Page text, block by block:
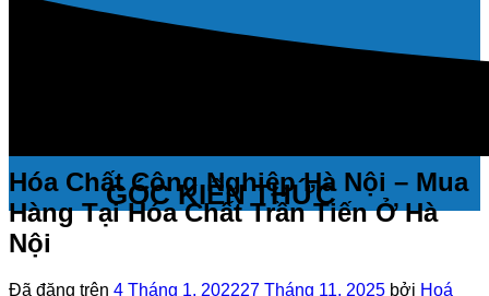
GÓC KIẾN THỨC
Hóa Chất Công Nghiệp Hà Nội – Mua
Hàng Tại Hóa Chất Trần Tiến Ở Hà
Nội
Đã đăng trên 4 Tháng 1, 202227 Tháng 11, 2025 bởi Hoá